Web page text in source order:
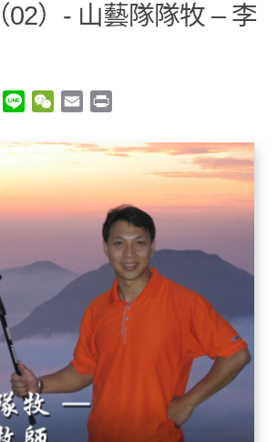
02）- 山藝隊隊牧 – 李
WhatsApp
Line WeChat
Email